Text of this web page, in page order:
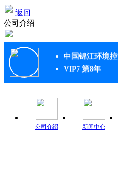
返回
公司介绍
中国锦江环境
VIP7 第8年
公司介绍 新闻中心